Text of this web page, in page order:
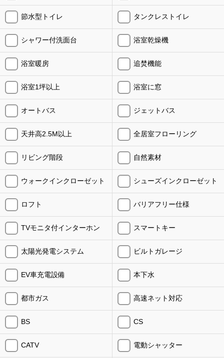
節水型トイレ タンクレストイレ
シャワー付洗面台 浴室乾燥機
浴室暖房 追焚機能
浴室1坪以上 浴室に窓
オートバス ジェットバス
天井高2.5M以上 全居室フローリング
リビング階段 自然素材
ウォークインクローゼット シューズインクローゼット
ロフト バリアフリー仕様
TVモニタ付インターホン スマートキー
太陽光発電システム ビルトガレージ
EV車充電設備 本下水
都市ガス 高速ネット対応
BS CS
CATV 電動シャッター